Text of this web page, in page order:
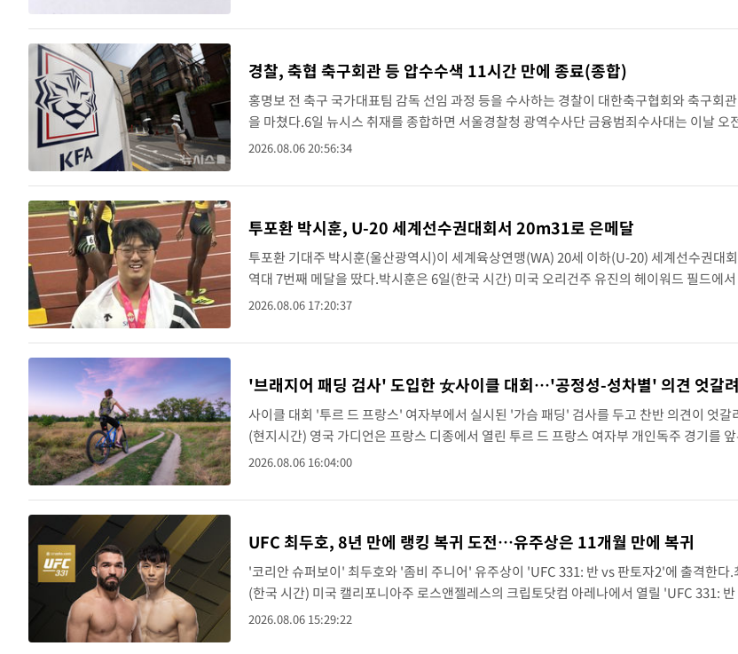
속보 21분 전 '낮 최고 39도' 불볕더위…한밤 열대야도 계속[내일날씨]
속보 22분 전 [속보]7~9일 프로야구 3연전도 폭염 취소…11일 재개
속보 27분 전 "韓 외환시장 개입 관측 배경엔 美의 대한국 무역적자 있어"
속보 30분 전
속보 33분 전 서울 낮 37.9도, 올여름 최고치 경신…영등포 순간 '40도'
속보 40분 전 [속보]종합특검, 대검 추가 압수수색…내란 중요임무종사 혐의
속보 1시간 전 [속보]코스닥, 800p 회복…0.26% 오른 801.67 마감
속보 1시간 전 [속보]코스피, 301.88포인트(4.58%) 내린 6296.38 마감
1시간 전 [속보]원·달러 환율, 0.7원 내린 1423.8원 마감
속보 2시간 전 "여기 떨어졌다"…다누리, 스페이스X 로켓 달 충돌 흔적 포착
속보 3시간 전 손흥민, 5경기 연속골 실패…LAFC는 승부차기 끝 과달라하라 격파
속보 5시간 전 내일까지 39도 '펄펄'…기상청 "태풍 지나며 폭염 잠시 꺾인다"
경찰, 축협 축구회관 등 압수수색 11시간 만에 종료(종합)
홍명보 전 축구 국가대표팀 감독 선임 과정 등을 수사하는 경찰이 대한축구협회와 축구회
을 마쳤다.6일 뉴시스 취재를 종합하면 서울경찰청 광역수사단 금융범죄수사대는 이날 오
협회가 있는 충남 천안 축구센터와 서울 종로구 축구회관 등에 수사관을 보내 압수수색 영장
2026.08.06 20:56:34
투포환 박시훈, U-20 세계선수권대회서 20m31로 은메달
투포환 기대주 박시훈(울산광역시)이 세계육상연맹(WA) 20세 이하(U-20) 세계선수권대
역대 7번째 메달을 땄다.박시훈은 6일(한국 시간) 미국 오리건주 유진의 헤이워드 필드에
환던지기 결선에선 20m31을 던져 알레산드로 보르헤스(브라질·20m35)에 이어 준우승했
2026.08.06 17:20:37
'브래지어 패딩 검사' 도입한 女사이클 대회…'공정성-성차별' 의견 엇갈려
사이클 대회 '투르 드 프랑스' 여자부에서 실시된 '가슴 패딩' 검사를 두고 찬반 의견이 엇갈
(현지시간) 영국 가디언은 프랑스 디종에서 열린 투르 드 프랑스 여자부 개인독주 경기를
선수들이 공기역학 보조 장치인 '가슴 페어링' 사용 여부를 검사받았다고 보도했다.국제사
2026.08.06 16:04:00
UFC 최두호, 8년 만에 랭킹 복귀 도전…유주상은 11개월 만에 복귀
'코리안 슈퍼보이' 최두호와 '좀비 주니어' 유주상이 'UFC 331: 반 vs 판토자2'에 출격한다.
(한국 시간) 미국 캘리포니아주 로스앤젤레스의 크립토닷컴 아레나에서 열릴 'UFC 331:
매치(65.8㎏)에서 파트리시우 핏불(브라질)을 상대한다.같은 날 유주상도 마이클 애즈웰 주
2026.08.06 15:29:22